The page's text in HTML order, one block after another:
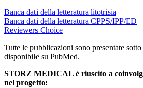
Banca dati della letteratura litotrisia
Banca dati della letteratura CPPS/IPP/ED
Reviewers Choice
Tutte le pubblicazioni sono presentate
disponibile su PubMed.
STORZ MEDICAL è riuscito a
nel progetto: